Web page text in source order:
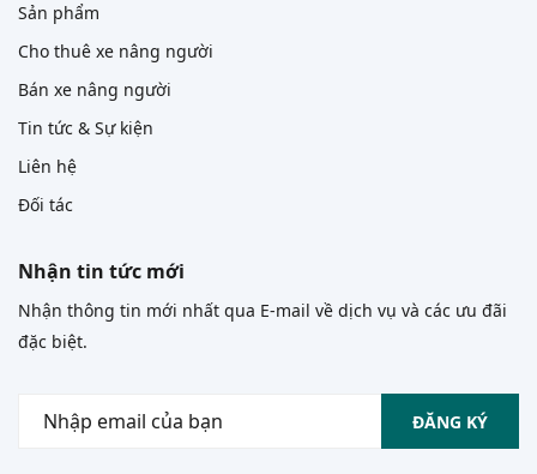
Sản phẩm
Cho thuê xe nâng người
Bán xe nâng người
Tin tức & Sự kiện
Liên hệ
Đối tác
Nhận tin tức mới
Nhận thông tin mới nhất qua E-mail về dịch vụ và các ưu đãi
đặc biệt.
ĐĂNG KÝ